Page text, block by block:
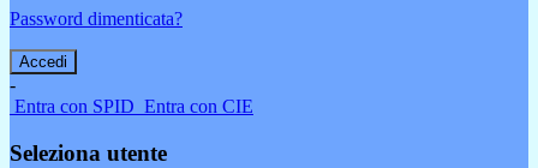
Password dimenticata?
-
Entra con SPID Entra con CIE
Seleziona utente